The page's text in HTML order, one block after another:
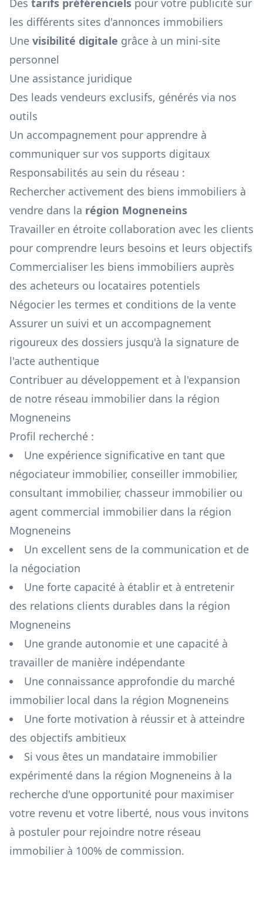
Des tarifs préférenciels pour votre publicité sur
les différents sites d'annonces immobiliers
Une visibilité digitale grâce à un mini-site
personnel
Une assistance juridique
Des leads vendeurs exclusifs, générés via nos
outils
Un accompagnement pour apprendre à
communiquer sur vos supports digitaux
Responsabilités au sein du réseau :
Rechercher activement des biens immobiliers à
vendre dans la région Mogneneins
Travailler en étroite collaboration avec les clients
pour comprendre leurs besoins et leurs objectifs
Commercialiser les biens immobiliers auprès
des acheteurs ou locataires potentiels
Négocier les termes et conditions de la vente
Assurer un suivi et un accompagnement
rigoureux des dossiers jusqu'à la signature de
l'acte authentique
Contribuer au développement et à l'expansion
de notre réseau immobilier dans la région
Mogneneins
Profil recherché :
Une expérience significative en tant que
négociateur immobilier, conseiller immobilier,
consultant immobilier, chasseur immobilier ou
agent commercial immobilier dans la région
Mogneneins
Un excellent sens de la communication et de
la négociation
Une forte capacité à établir et à entretenir
des relations clients durables dans la région
Mogneneins
Une grande autonomie et une capacité à
travailler de manière indépendante
Une connaissance approfondie du marché
immobilier local dans la région Mogneneins
Une forte motivation à réussir et à atteindre
des objectifs ambitieux
Si vous êtes un mandataire immobilier
expérimenté dans la région Mogneneins à la
recherche d'une opportunité pour maximiser
votre revenu et votre liberté, nous vous invitons
à postuler pour rejoindre notre réseau
immobilier à 100% de commission.